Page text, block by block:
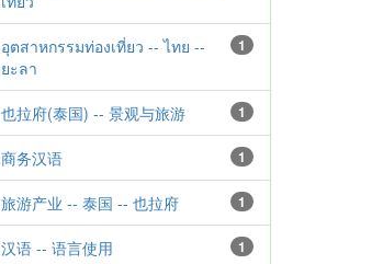
1
อุตสาหกรรมท่องเที่ยว -- ไทย --
ยะลา
1
也拉府(泰国) -- 景观与旅游
1
商务汉语
1
旅游产业 -- 泰国 -- 也拉府
1
汉语 -- 语言使用